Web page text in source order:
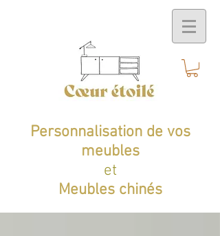
Personnalisation de vos
meubles
et
Meubles chinés